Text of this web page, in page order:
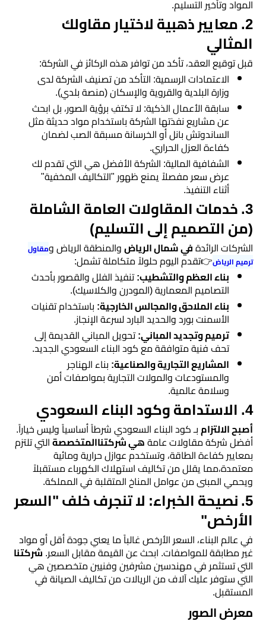
عوازل
اسطح
الرياض
مقاول
ترميم
ديكورات
ورق
حائط
بالجدران
ديكورات
مرايا
المواد وتأخير التسليم.
​2. معايير ذهبية لاختيار مقاولك
المثالي
​قبل توقيع العقد، تأكد من توافر هذه الركائز في الشركة:
​الاعتمادات الرسمية: التأكد من تصنيف الشركة لدى
وزارة البلدية والقروية والإسكان (منصة بلدي).
​سابقة الأعمال الذكية: لا تكتفِ برؤية الصور، بل ابحث
عن مشاريع نفذتها الشركة باستخدام مواد حديثة مثل
الساندوتش بانل أو الخرسانة مسبقة الصب لضمان
كفاءة العزل الحراري.
​الشفافية المالية: الشركة الأفضل هي التي تقدم لك
عرض سعر مفصلاً يمنع ظهور "التكاليف المخفية"
أثناء التنفيذ.
​3. خدمات المقاولات العامة الشاملة
(من التصميم إلى التسليم)
​الشركات الرائدةفي شمال الرياضوالمنطقة الرياض ومقاول
ترميم الرياض👉تقدم اليوم حلولاً متكاملة تشمل:
​بناء العظم والتشطيب:تنفيذ الفلل والقصور بأحدث
التصاميم المعمارية (المودرن والكلاسيك).
​بناء الملاحق والمجالس الخارجية: باستخدام تقنيات
الأسمنت بورد والحديد البارد لسرعة الإنجاز.
​ترميم وتجديد المباني:تحويل المباني القديمة إلى
تحف فنية متوافقة مع كود البناء السعودي الجديد.
​المشاريع التجارية والصناعية: بناء الهناجر
والمستودعات والمولات التجارية بمواصفات أمن
وسلامة عالمية.
​4. الاستدامة وكود البناء السعودي
​أصبح الالتزامبـ كود البناء السعودي شرطاً أساسياً وليس خياراً.
أفضل شركة مقاولات عامةهي شركتناالمتخصصةالتي تلتزم
بمعايير كفاءة الطاقة، وتستخدم عوازل حرارية ومائية
معتمدة،مما يقلل من تكاليف استهلاك الكهرباء مستقبلاً
ويحمي المبنى من عوامل المناخ المتقلبة في المملكة.
​5. نصيحة الخبراء: لا تنجرف خلف "السعر
الأرخص"
​في عالم البناء، السعر الأرخص غالباً ما يعني جودة أقل أو مواد
غير مطابقة للمواصفات. ابحث عن القيمة مقابل السعر. شركتنا
التي تستثمر في مهندسين مشرفين وفنيين متخصصين هي
التي ستوفر عليك آلاف من الريالات من تكاليف الصيانة في
المستقبل.
معرض الصور